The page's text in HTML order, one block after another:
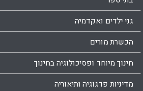
גני ילדים ואקדמיה
הכשרת מורים
חינוך מיוחד ופסיכולוגיה בחינוך
מדיניות פדגוגיה ותיאוריה